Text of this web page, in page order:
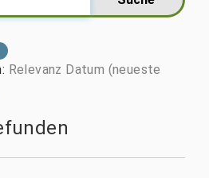
: Relevanz Datum (neueste